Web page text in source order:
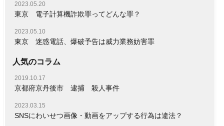
2023.05.20
東京 電子計算機詐欺罪ってどんな罪？
2023.05.10
東京 迷惑電話、爆破予告は威力業務妨害罪
人気のコラム
2019.10.17
京都府京丹後市 逮捕 殺人事件
2023.03.15
SNSにわいせつ画像・動画をアップする行為は違法？